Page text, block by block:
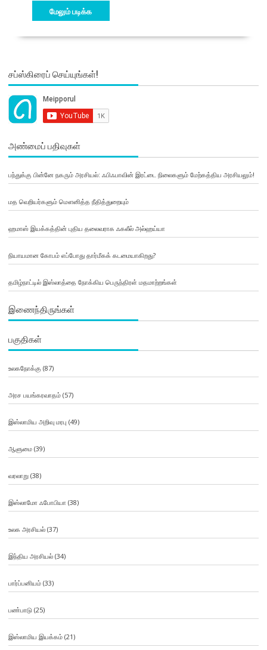
மேலும் படிக்க
சப்ஸ்கிரைப் செய்யுங்கள்!
அண்மைப் பதிவுகள்
பந்துக்கு பின்னே நகரும் அரசியல்: ஃபிஃபாவின் இரட்டை நிலைகளும் மேற்கத்திய அரசியலும்!
மத வெறியர்களும் மௌனித்த நீதித்துறையும்
ஹமாஸ் இயக்கத்தின் புதிய தலைவராக ஃகலீல் அல்ஹய்யா
நியாயமான கோபம் எப்போது தார்மீகக் கடமையாகிறது?
தமிழ்நாட்டில் இஸ்லாத்தை நோக்கிய பெருந்திரள் மதமாற்றங்கள்
இணைந்திருங்கள்
பகுதிகள்
உலகநோக்கு (87)
அரச பயங்கரவாதம்(57)
இஸ்லாமிய அறிவு மரபு (49)
ஆளுமை(39)
வரலாறு(38)
இஸ்லாமோ ஃபோபியா (38)
உலக அரசியல்(37)
இந்திய அரசியல்(34)
பார்ப்பனியம்(33)
பண்பாடு(25)
இஸ்லாமிய இயக்கம்(21)